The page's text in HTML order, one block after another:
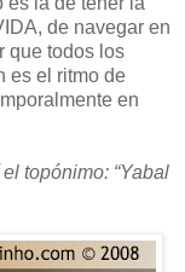
de navegar en
que todos los
es el ritmo de
en
topónimo: “Yabal